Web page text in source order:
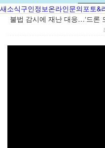
새소식구인정보온라인문의 포토&
불법 감시에 재난 대응…‘드론